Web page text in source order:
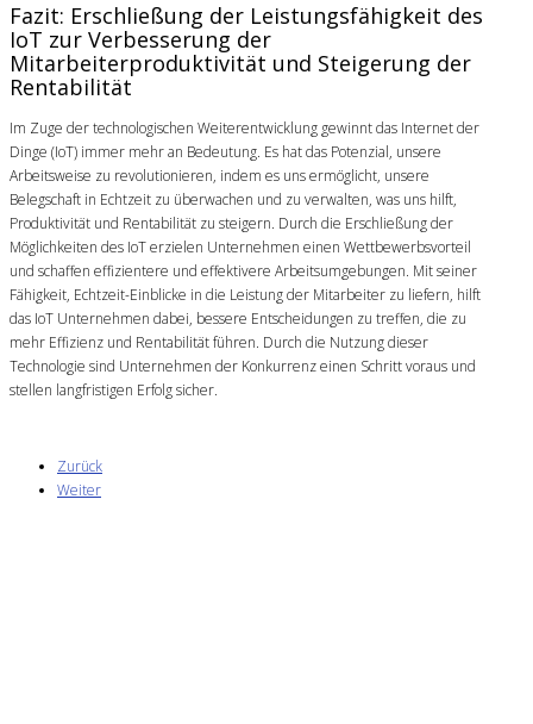
Fazit: Erschließung der Leistungsfähigkeit des
IoT zur Verbesserung der
Mitarbeiterproduktivität und Steigerung der
Rentabilität
Im Zuge der technologischen Weiterentwicklung gewinnt das Internet der
Dinge (IoT) immer mehr an Bedeutung. Es hat das Potenzial, unsere
Arbeitsweise zu revolutionieren, indem es uns ermöglicht, unsere
Belegschaft in Echtzeit zu überwachen und zu verwalten, was uns hilft,
Produktivität und Rentabilität zu steigern. Durch die Erschließung der
Möglichkeiten des IoT erzielen Unternehmen einen Wettbewerbsvorteil
und schaffen effizientere und effektivere Arbeitsumgebungen. Mit seiner
Fähigkeit, Echtzeit-Einblicke in die Leistung der Mitarbeiter zu liefern, hilft
das IoT Unternehmen dabei, bessere Entscheidungen zu treffen, die zu
mehr Effizienz und Rentabilität führen. Durch die Nutzung dieser
Technologie sind Unternehmen der Konkurrenz einen Schritt voraus und
stellen langfristigen Erfolg sicher.
Zurück
Weiter